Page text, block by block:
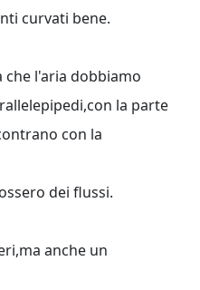
curvati bene.
che l'aria dobbiamo
la parte
con la
dei flussi.
anche un